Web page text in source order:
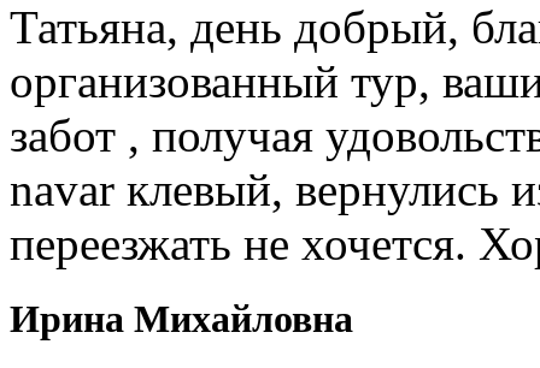
Татьяна, день добрый,
организованный тур,
забот , получая
navar клевый, вернулись
переезжать не хочется.
Ирина Михайловна